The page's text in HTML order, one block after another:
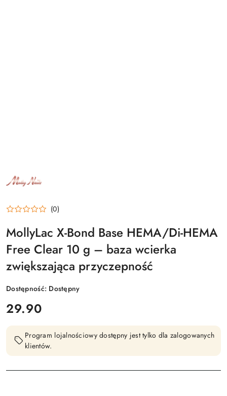
PRODUCENTA:
MOLLY
NAILS
(0)
MollyLac X-Bond Base HEMA/Di-HEMA
Free Clear 10 g – baza wcierka
zwiększająca przyczepność
Dostępność: Dostępny
cena:
29.90
Program lojalnościowy dostępny jest tylko dla zalogowanych
klientów.